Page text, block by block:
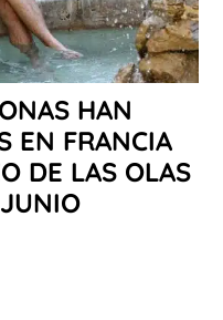
HAN
EN FRANCIA
DE LAS OLAS